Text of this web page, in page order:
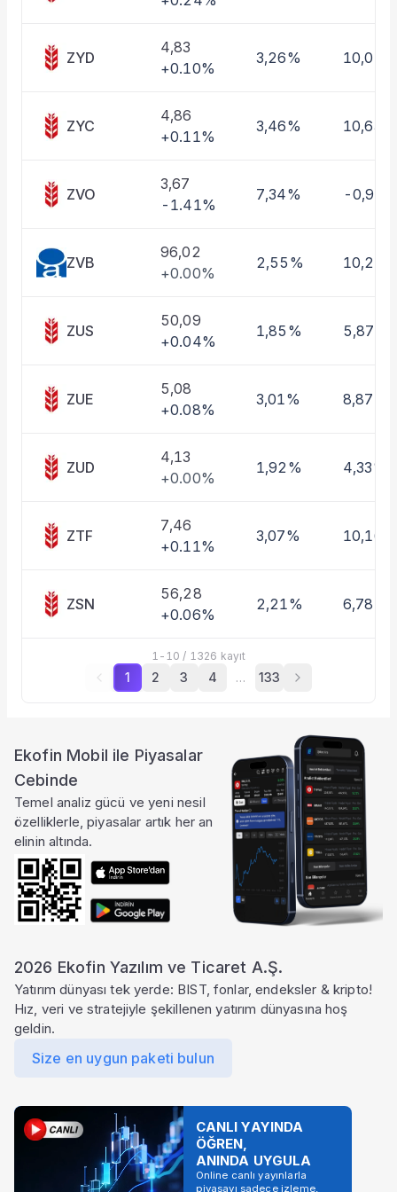
ZYD
4,83
+0.10%
3,26% 10,01%
ZYC
4,86
+0.11%
3,46% 10,63%
ZVO
3,67
-1.41%
7,34% -0,97%
ZVB
96,02
+0.00%
2,55%
ZUS
50,09
+0.04%
1,85% 5,87%
ZUE
5,08
+0.08%
3,01% 8,87%
ZUD
4,13
+0.00%
1,92% 4,33%
ZTF
7,46
+0.11%
3,07% 10,16%
ZSN
56,28
+0.06%
2,21% 6,78%
1 - 10 / 1326 kayıt
1 2 3 4 … 133
Ekofin Mobil ile Piyasalar
Cebinde
Temel analiz gücü ve yeni nesil
özelliklerle, piyasalar artık her an
elinin altında.
2026 Ekofin Yazılım ve Ticaret A.Ş.
Yatırım dünyası tek yerde: BIST, fonlar, endeksler & kripto!
Hız, veri ve stratejiyle şekillenen yatırım dünyasına hoş
geldin.
Size en uygun paketi bulun
CANLI YAYINDA
ÖĞREN,
ANINDA UYGULA
Online canlı yayınlarla
piyasayı sadece izleme,